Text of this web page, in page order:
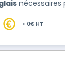
nécessaires
à l'oral.
> 0€ HT